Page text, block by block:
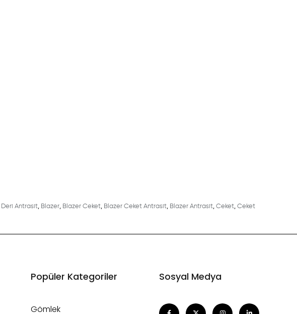
Deri Antrasit, Blazer, Blazer Ceket, Blazer Ceket Antrasit, Blazer Antrasit, Ceket, Ceket
Popüler Kategoriler
Gömlek
Sosyal Medya